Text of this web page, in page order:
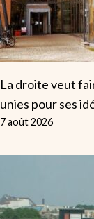
La droite veut
unies pour ses
7 août 2026